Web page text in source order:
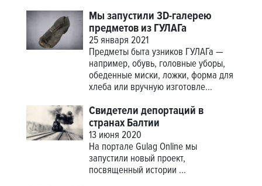
Мы запустили 3D-галерею
предметов из ГУЛАГа
25 января 2021
Предметы быта узников ГУЛАГа —
например, обувь, головные уборы,
обеденные миски, ложки, форма для
хлеба или вручную изготовле...
Свидетели депортаций в
странах Балтии
13 июня 2020
На портале Gulag Online мы
запустили новый проект,
посвященный истории ...